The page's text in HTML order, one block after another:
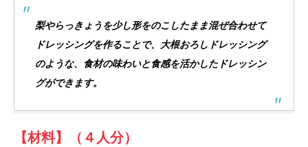
梨やらっきょうを少し形をのこしたまま混ぜ合わせて
ドレッシングを作ることで、大根おろしドレッシング
のような、食材の味わいと食感を活かしたドレッシン
グができます。
【材料】（４人分）